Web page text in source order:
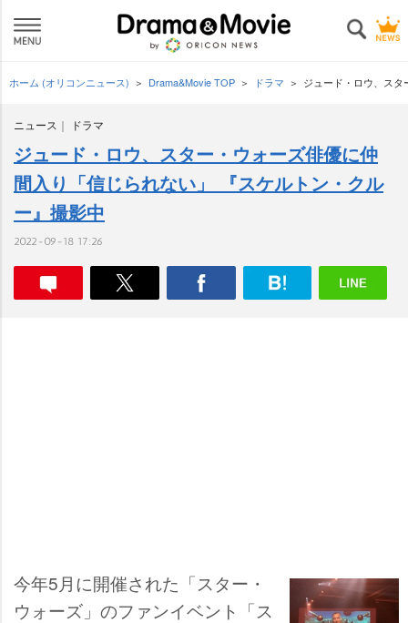
ホーム (オリコンニュース) Drama&Movie TOP ドラマ ジュード・ロウ、ス
ニュース ドラマ
ジュード・ロウ、スター・ウォーズ俳優に仲
間入り「信じられない」 『スケルトン・クル
ー』撮影中
2022-09-18 17:26
今年5月に開催された「スター・
ウォーズ」のファンイベント「ス